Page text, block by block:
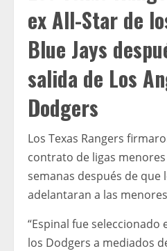
ex All-Star de
Blue Jays
salida de Los
Dodgers
Los Texas Rangers
contrato de ligas
semanas después de que
adelantaran a las
“Espinal fue
los Dodgers a mediados